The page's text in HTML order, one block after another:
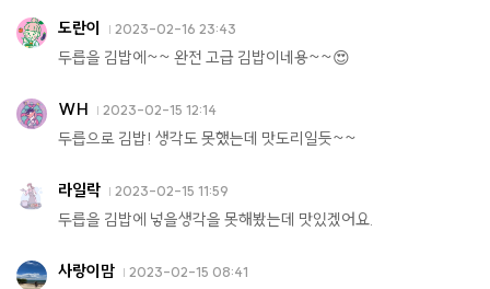
도란이 2023-02-16 23:43
두릅을 김밥에~~ 완전 고급 김밥이네용~~😍
WH 2023-02-15 12:14
두릅으로 김밥! 생각도 못했는데 맛도리일듯~~
라일락 2023-02-15 11:59
두릅을 김밥에 넣을생각을 못해봤는데 맛있겠어요.
사랑이맘 2023-02-15 08:41